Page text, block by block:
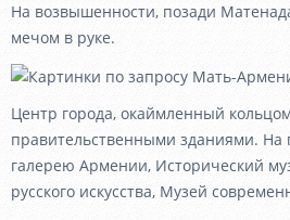
На возвышенности, позади
мечом в руке.
Центр города, окаймленный
правительственными зданиями.
галерею Армении, Исторический
русского искусства, Музей